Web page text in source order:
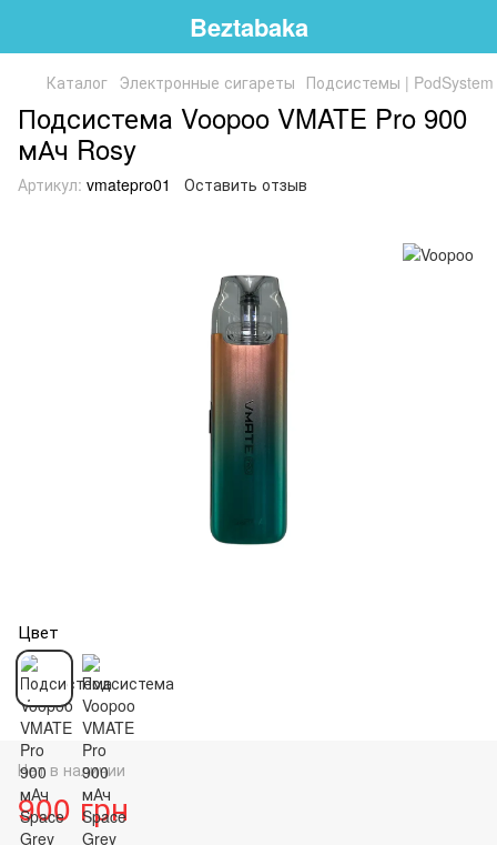
Beztabaka
Каталог Электронные сигареты Подсистемы | PodSystem
Подсистема Voopoo VMATE Pro 900
мАч Rosy
Артикул: vmatepro01 Оставить отзыв
Цвет
Нет в наличии
900 грн